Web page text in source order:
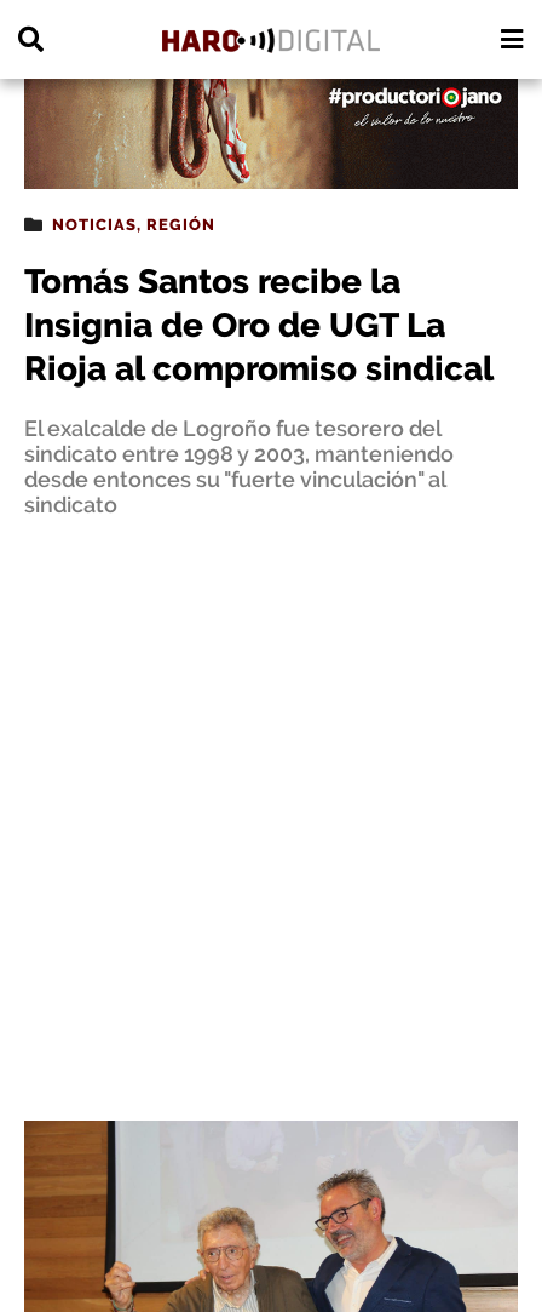
NOTICIAS, REGIÓN
Tomás Santos recibe la
Insignia de Oro de UGT La
Rioja al compromiso sindical
El exalcalde de Logroño fue tesorero del
sindicato entre 1998 y 2003, manteniendo
desde entonces su "fuerte vinculación" al
sindicato